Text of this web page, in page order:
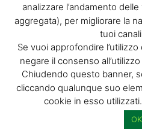
Discover Pistoia
Home
analizzare l’andamento
aggregata), per migliorare la
tuoi
Se vuoi approfondire
negare il consenso
Chiudendo questo banner,
cliccando qualunque suo
cookie in esso
OK